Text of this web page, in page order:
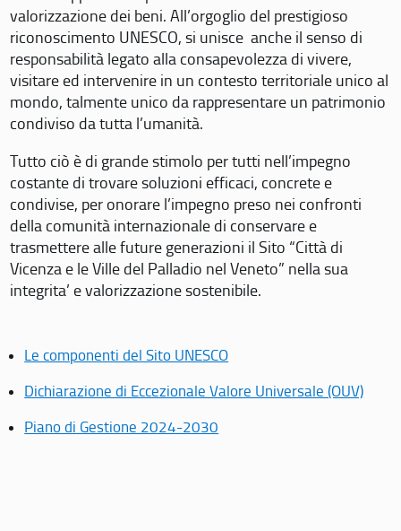
valorizzazione dei beni. All’orgoglio del prestigioso
riconoscimento UNESCO, si unisce anche il senso di
responsabilità legato alla consapevolezza di vivere,
visitare ed intervenire in un contesto territoriale unico al
mondo, talmente unico da rappresentare un patrimonio
condiviso da tutta l’umanità.
Tutto ciò è di grande stimolo per tutti nell’impegno
costante di trovare soluzioni efficaci, concrete e
condivise, per onorare l’impegno preso nei confronti
della comunità internazionale di conservare e
trasmettere alle future generazioni il Sito “Città di
Vicenza e le Ville del Palladio nel Veneto” nella sua
integrita’ e valorizzazione sostenibile.
Le componenti del Sito UNESCO
Dichiarazione di Eccezionale Valore Universale (OUV)
Piano di Gestione 2024-2030